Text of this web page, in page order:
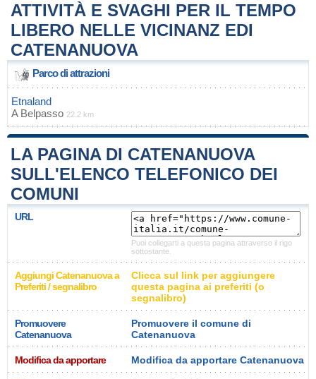
ATTIVITÀ E SVAGHI PER IL TEMPO
LIBERO NELLE VICINANZ EDI
CATENANUOVA
Parco di attrazioni
Etnaland
A Belpasso 22.2 km
LA PAGINA DI CATENANUOVA
SULL'ELENCO TELEFONICO DEI
COMUNI
URL
Puoi collegarti a questa pagina attraverso il rigo
sottostante.
Aggiungi Catenanuova a
Preferiti / segnalibro
Clicca sul link per aggiungere
questa pagina ai preferiti (o
segnalibro)
Promuovere
Catenanuova
Promuovere il comune di
Catenanuova
Modifica da apportare Modifica da apportare Catenanuova